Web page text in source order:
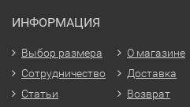
ИНФОРМАЦИЯ
Выбор размера
Сотрудничество
Статьи
О магазине
Доставка
Возврат